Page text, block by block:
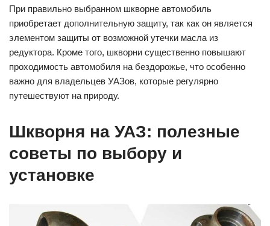
При правильно выбранном шкворне автомобиль
приобретает дополнительную защиту, так как он является
элементом защиты от возможной утечки масла из
редуктора. Кроме того, шкворни существенно повышают
проходимость автомобиля на бездорожье, что особенно
важно для владельцев УАЗов, которые регулярно
путешествуют на природу.
Шкворня на УАЗ: полезные
советы по выбору и
установке